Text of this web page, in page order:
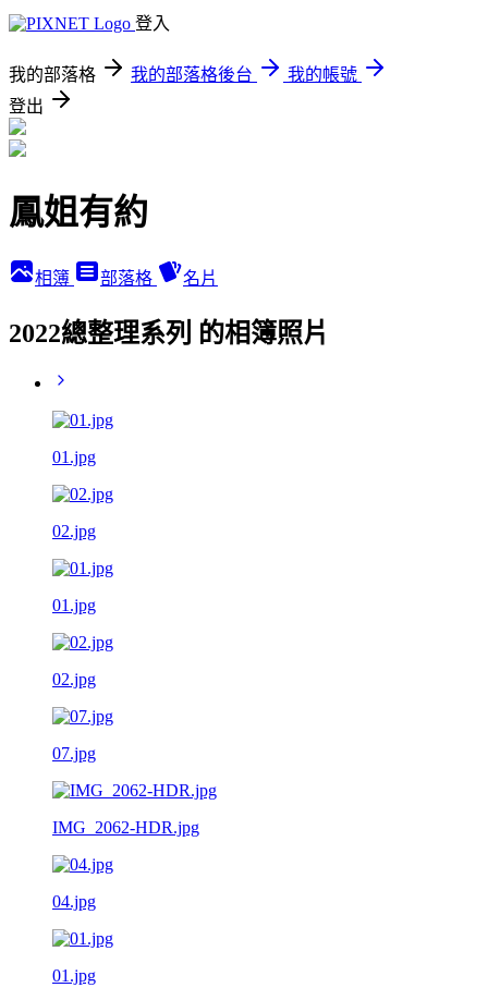
登入
我的部落格 我的部落格後台
我的帳號
登出
鳳姐有約
相簿 部落格 名片
2022總整理系列 的相簿照片
01.jpg
02.jpg
01.jpg
02.jpg
07.jpg
IMG_2062-HDR.jpg
04.jpg
01.jpg